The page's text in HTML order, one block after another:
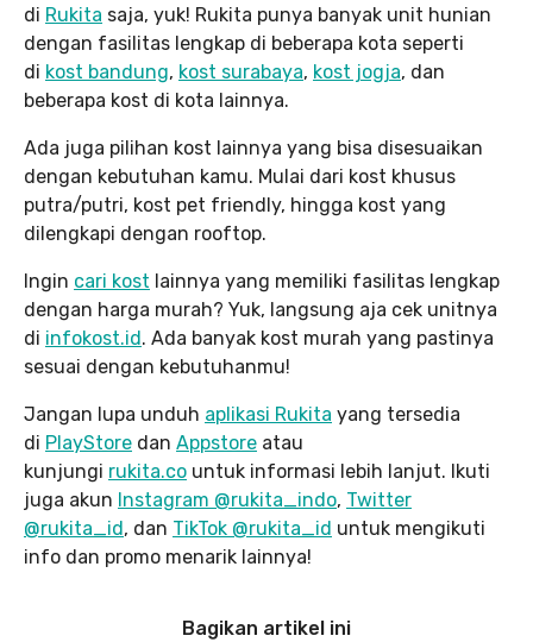
di Rukita saja, yuk! Rukita punya banyak unit hunian
dengan fasilitas lengkap di beberapa kota seperti
di kost bandung, kost surabaya, kost jogja, dan
beberapa kost di kota lainnya.
Ada juga pilihan kost lainnya yang bisa disesuaikan
dengan kebutuhan kamu. Mulai dari kost khusus
putra/putri, kost pet friendly, hingga kost yang
dilengkapi dengan rooftop.
Ingin cari kost lainnya yang memiliki fasilitas lengkap
dengan harga murah? Yuk, langsung aja cek unitnya
di infokost.id. Ada banyak kost murah yang pastinya
sesuai dengan kebutuhanmu!
Jangan lupa unduh aplikasi Rukita yang tersedia
di PlayStore dan Appstore atau
kunjungi rukita.co untuk informasi lebih lanjut. Ikuti
juga akun Instagram @rukita_indo, Twitter
@rukita_id, dan TikTok @rukita_id untuk mengikuti
info dan promo menarik lainnya!
Bagikan artikel ini